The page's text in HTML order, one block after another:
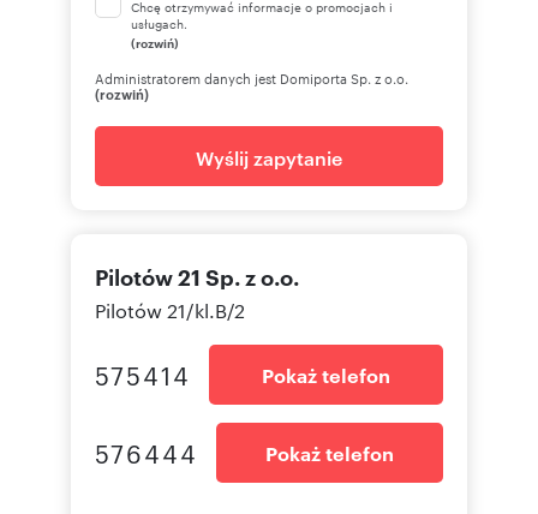
Chcę otrzymywać informacje o promocjach i
usługach.
(rozwiń)
Administratorem danych jest Domiporta Sp. z o.o.
(rozwiń)
Wyślij zapytanie
Pilotów 21 Sp. z o.o.
Pilotów 21/kl.B/2
575414 Pokaż telefon
576444 Pokaż telefon